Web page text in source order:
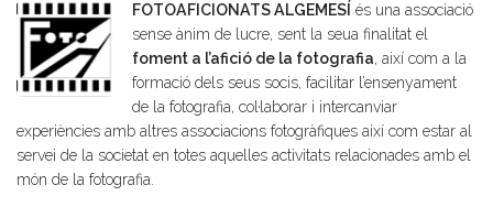
FOTOAFICIONATS ALGEMESÍ és una associació
sense ànim de lucre, sent la seua finalitat el
foment a l’afició de la fotografia, així com a la
formació dels seus socis, facilitar l’ensenyament
de la fotografia, col·laborar i intercanviar
experiències amb altres associacions fotogràfiques així com estar al
servei de la societat en totes aquelles activitats relacionades amb el
món de la fotografia.